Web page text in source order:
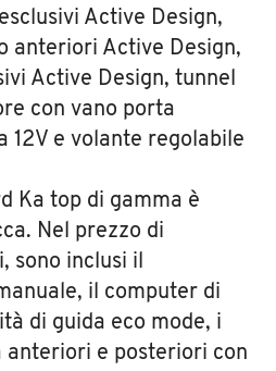
Active Design,
anteriori Active Design,
Active Design, tunnel
con vano porta
12V e volante regolabile
Ka top di gamma è
Nel prezzo di
sono inclusi il
il computer di
di guida eco mode, i
anteriori e posteriori con